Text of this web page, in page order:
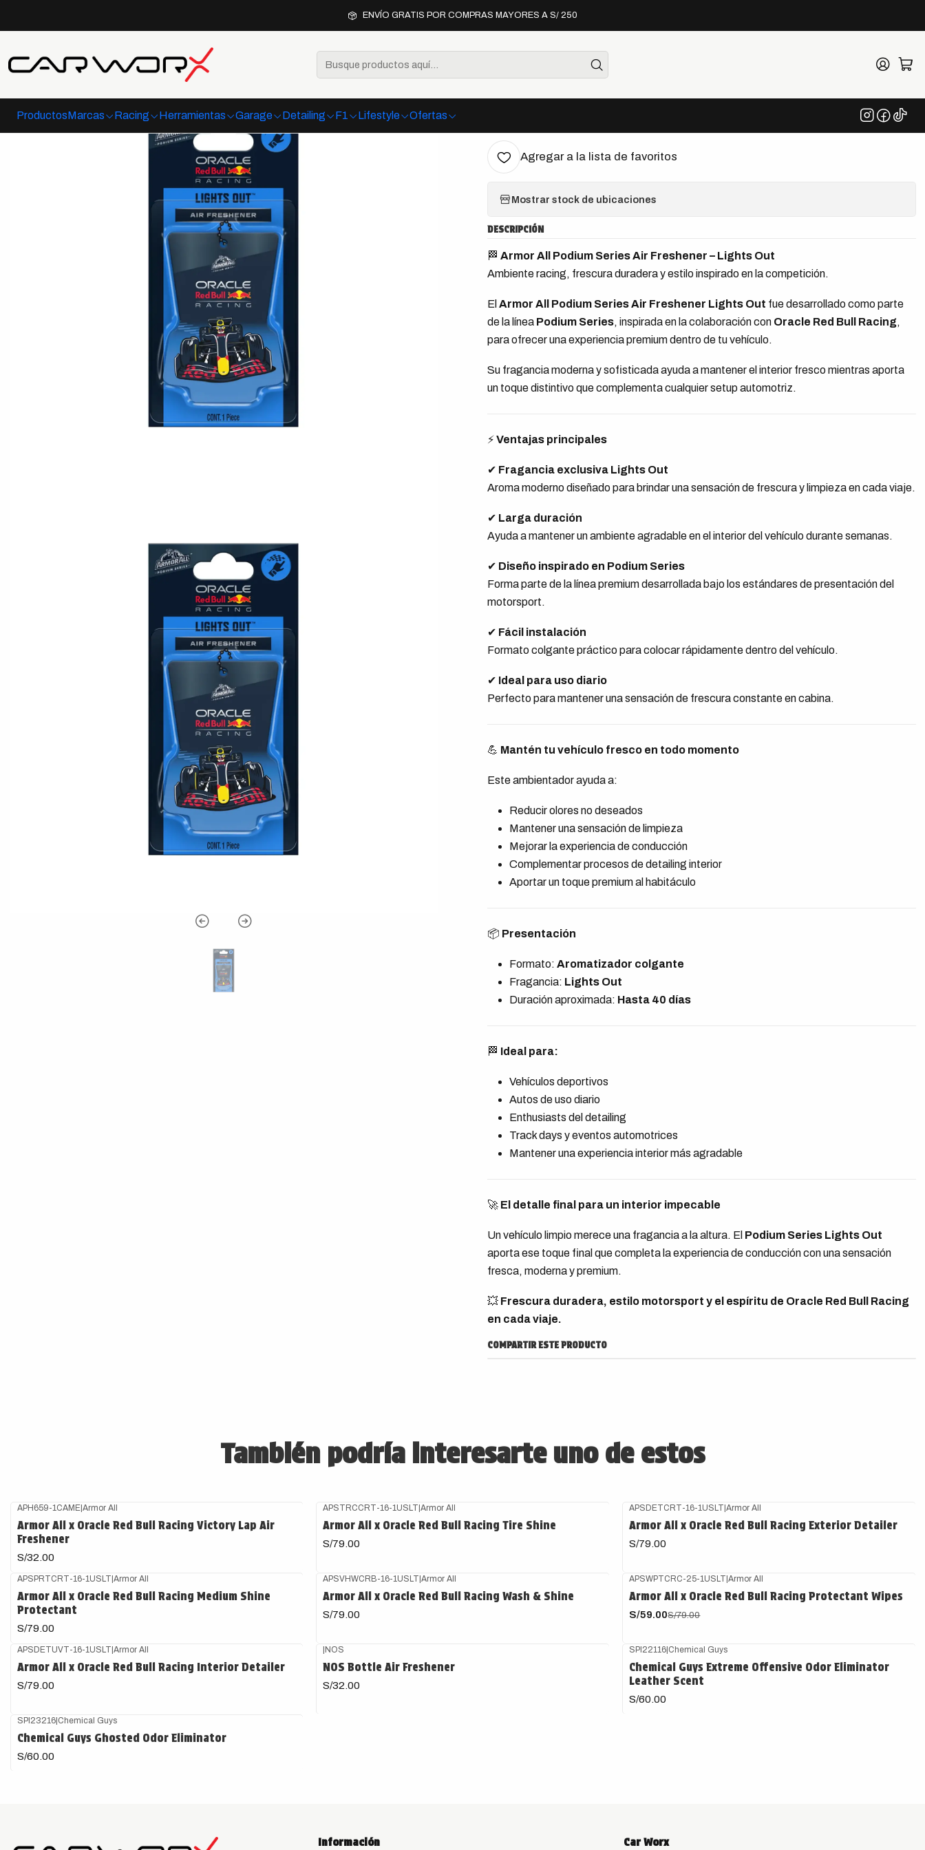
ProductosMarcas Racing Herramientas Garage Detailing F1 Lifestyle Ofertas
ENVÍO GRATIS POR COMPRAS MAYORES A S/ 250
Red Bull Armor All x Oracle Red Bull Racing Lights Out Air Freshener
Armor All x Oracle Red Bull Racing
Lights Out Air Freshener
Agregar a la lista de favoritos
Mostrar stock de ubicaciones
DESCRIPCIÓN
🏁 Armor All Podium Series Air Freshener – Lights Out
Ambiente racing, frescura duradera y estilo inspirado en la competición.
El Armor All Podium Series Air Freshener Lights Out fue desarrollado como parte
de la línea Podium Series, inspirada en la colaboración con Oracle Red Bull Racing,
para ofrecer una experiencia premium dentro de tu vehículo.
Su fragancia moderna y sofisticada ayuda a mantener el interior fresco mientras aporta
un toque distintivo que complementa cualquier setup automotriz.
⚡Ventajas principales
✔ Fragancia exclusiva Lights Out
Aroma moderno diseñado para brindar una sensación de frescura y limpieza en cada viaje.
✔ Larga duración
Ayuda a mantener un ambiente agradable en el interior del vehículo durante semanas.
✔ Diseño inspirado en Podium Series
Forma parte de la línea premium desarrollada bajo los estándares de presentación del
motorsport.
✔ Fácil instalación
Formato colgante práctico para colocar rápidamente dentro del vehículo.
✔ Ideal para uso diario
Perfecto para mantener una sensación de frescura constante en cabina.
💪 Mantén tu vehículo fresco en todo momento
Este ambientador ayuda a:
Reducir olores no deseados
Mantener una sensación de limpieza
Mejorar la experiencia de conducción
Complementar procesos de detailing interior
Aportar un toque premium al habitáculo
📦 Presentación
Formato: Aromatizador colgante
Fragancia: Lights Out
Duración aproximada: Hasta 40 días
🏁 Ideal para:
Vehículos deportivos
Autos de uso diario
Enthusiasts del detailing
Track days y eventos automotrices
Mantener una experiencia interior más agradable
🚀 El detalle final para un interior impecable
Un vehículo limpio merece una fragancia a la altura. El Podium Series Lights Out
aporta ese toque final que completa la experiencia de conducción con una sensación
fresca, moderna y premium.
💥 Frescura duradera, estilo motorsport y el espíritu de Oracle Red Bull Racing
en cada viaje.
COMPARTIR ESTE PRODUCTO
También podría interesarte uno de estos
APH659-1CAME|Armor All
Armor All x Oracle Red Bull Racing Victory Lap Air
Freshener
S/32.00
APSTRCCRT-16-1USLT|Armor All
Armor All x Oracle Red Bull Racing Tire Shine
S/79.00
APSDETCRT-16-1USLT|Armor All
Armor All x Oracle Red Bull Racing Exterior Detailer
S/79.00
APSPRTCRT-16-1USLT|Armor All
Armor All x Oracle Red Bull Racing Medium Shine
Protectant
S/79.00
APSVHWCRB-16-1USLT|Armor All
Armor All x Oracle Red Bull Racing Wash & Shine
S/79.00
APSWPTCRC-25-1USLT|Armor All
Armor All x Oracle Red Bull Racing Protectant Wipes
S/59.00S/79.00
APSDETUVT-16-1USLT|Armor All
Armor All x Oracle Red Bull Racing Interior Detailer
S/79.00
|NOS
NOS Bottle Air Freshener
S/32.00
SPI22116|Chemical Guys
Chemical Guys Extreme Offensive Odor Eliminator
Leather Scent
S/60.00
SPI23216|Chemical Guys
Chemical Guys Ghosted Odor Eliminator
S/60.00
Información Car Worx